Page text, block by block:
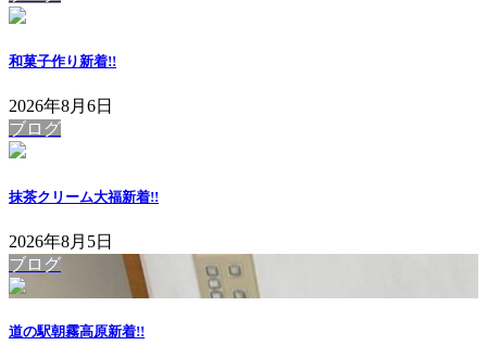
和菓子作り新着!!
2026年8月6日
ブログ
抹茶クリーム大福新着!!
2026年8月5日
ブログ
道の駅朝霧高原新着!!